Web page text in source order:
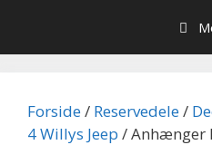
indhold
Forside/ Reservedele/
4 Willys Jeep / Anhænger